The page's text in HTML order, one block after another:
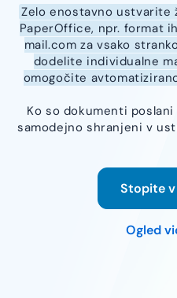
Zelo enostavno ustvarite
PaperOffice, npr. format
mail.com za vsako
dodelite individualne
omogočite
Ko so dokumenti
samodejno shranjeni v
Stopite
Ogled